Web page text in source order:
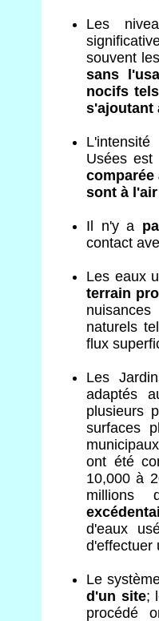
Les
souvent
sans
nocifs
s'ajoutant
Usées
sont à
Il n'y a
contact
Les eaux
terrain
naturels
flux
Les
adaptés
plusieurs
surfaces
ont été
10,000 à
millions
d'eaux
d'effectuer
Le
d'un site;
procédé